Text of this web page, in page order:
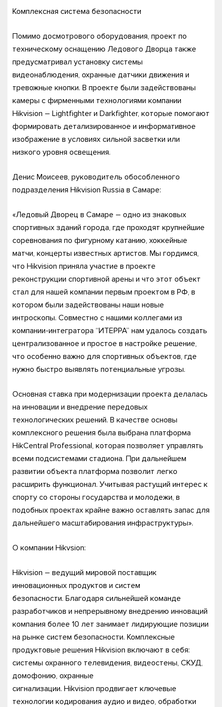
Комплексная система безопасности
Помимо досмотрового оборудования, проект по
техническому оснащению Ледового Дворца также
предусматривал установку системы
видеонаблюдения, охранные датчики движения и
тревожные кнопки. В проекте были задействованы
камеры с фирменными технологиями компании
Hikvision – Lightfighter и Darkfighter, которые помогают
формировать детализированное и информативное
изображение в условиях сильной засветки или
низкого уровня освещения.
Денис Моисеев, руководитель обособленного
подразделения Hikvision Russia в Самаре:
«Ледовый Дворец в Самаре – одно из знаковых
спортивных зданий города, где проходят крупнейшие
соревнования по фигурному катанию, хоккейные
матчи, концерты известных артистов. Мы гордимся,
что Hikvision приняла участие в проекте
реконструкции спортивной арены и что этот объект
стал для нашей компании первым проектом в РФ, в
котором были задействованы наши новые
интроскопы. Совместно с нашими коллегами из
компании-интегратора “ИТЕРРА” нам удалось создать
централизованное и простое в настройке решение,
что особенно важно для спортивных объектов, где
нужно быстро выявлять потенциальные угрозы.
Основная ставка при модернизации проекта делалась
на инновации и внедрение передовых
технологических решений. В качестве основы
комплексного решения была выбрана платформа
HikCentral Professional, которая позволяет управлять
всеми подсистемами стадиона. При дальнейшем
развитии объекта платформа позволит легко
расширить функционал. Учитывая растущий интерес к
спорту со стороны государства и молодежи, в
подобных проектах крайне важно оставлять запас для
дальнейшего масштабирования инфраструктуры».
О компании Hikvsion:
Hikvision – ведущий мировой поставщик
инновационных продуктов и систем
безопасности. Благодаря сильнейшей команде
разработчиков и непрерывному внедрению инноваций
компания более 10 лет занимает лидирующие позиции
на рынке систем безопасности. Комплексные
продуктовые решения Hikvision включают в себя:
системы охранного телевидения, видеостены, СКУД,
домофонию, охранные
сигнализации. Hikvision продвигает ключевые
технологии кодирования аудио и видео, обработки